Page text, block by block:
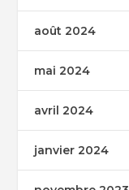
août 2024
mai 2024
avril 2024
janvier 2024